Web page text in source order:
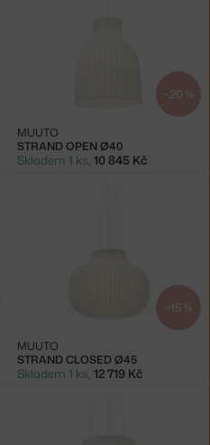
−20 %
STRAND OPEN Ø40
MUUTO
Skladem 1 ks 10 845 Kč
−15 %
STRAND CLOSED Ø45
MUUTO
Skladem 1 ks, 12 719 Kč